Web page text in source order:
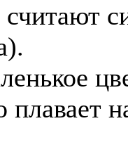
считают